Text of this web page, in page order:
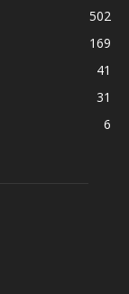
502
169
41
31
6